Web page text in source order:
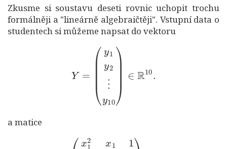
Zkusme si soustavu deseti rovnic uchopit trochu
formálněji a "lineárně algebraičtěji". Vstupní data o
studentech si můžeme napsat do vektoru
2 ⋮ y
a matice
2 x2 ⋮⋮ x10